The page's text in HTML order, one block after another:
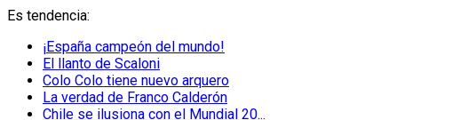
Es tendencia:
¡España campeón del mundo!
El llanto de Scaloni
Colo Colo tiene nuevo arquero
La verdad de Franco Calderón
Chile se ilusiona con el Mundial 20...